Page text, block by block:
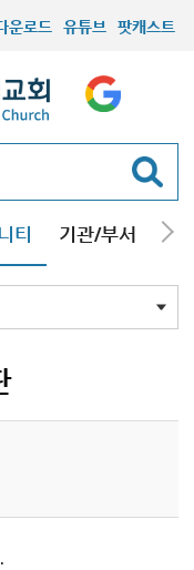
운로드 유튜브 팟캐스트
티 기관/부서 선